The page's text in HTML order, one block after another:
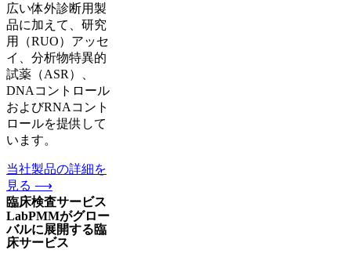
広い体外診断用製
品に加えて、研究
用（RUO）アッセ
イ、分析物特異的
試薬（ASR）、
DNAコントロール
およびRNAコント
ロールを提供して
います。
当社製品の詳細を
見る ⟶
臨床検査サービス
LabPMMがグロー
バルに展開する臨
床サービス